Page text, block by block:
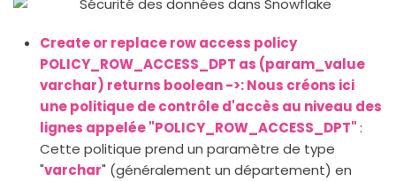
Create or replace row access policy
POLICY_ROW_ACCESS_DPT as (param_value
varchar) returns boolean ->: Nous créons ici
une politique de contrôle d'accès au niveau des
lignes appelée "POLICY_ROW_ACCESS_DPT":
Cette politique prend un paramètre de type
"varchar" (généralement un département) en